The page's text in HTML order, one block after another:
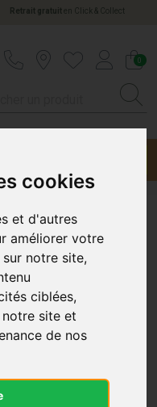
cookies
et d'autres
améliorer votre
notre site,
ciblées,
site et
de nos
Retrait gratuiten Click & Collect
0